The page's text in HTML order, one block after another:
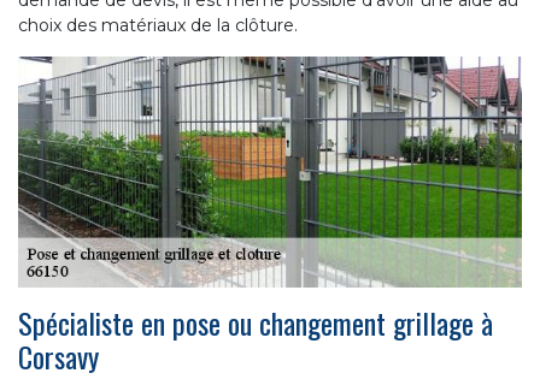
choix des matériaux de la clôture.
Spécialiste en pose ou changement grillage à
Corsavy